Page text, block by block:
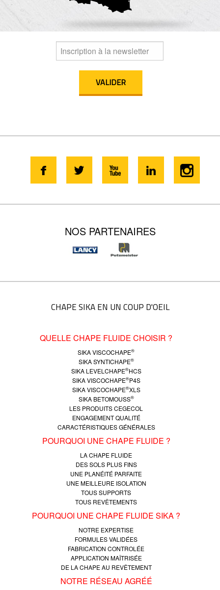
NOS PARTENAIRES
CHAPE SIKA EN UN COUP D'OEIL
QUELLE CHAPE FLUIDE CHOISIR ?
SIKA VISCOCHAPE®
SIKA SYNTICHAPE®
SIKA LEVELCHAPE®HCS
SIKA VISCOCHAPE®P4S
SIKA VISCOCHAPE®XLS
SIKA BETOMOUSS®
LES PRODUITS CEGECOL
ENGAGEMENT QUALITÉ
CARACTÉRISTIQUES GÉNÉRALES
POURQUOI UNE CHAPE FLUIDE ?
LA CHAPE FLUIDE
DES SOLS PLUS FINS
UNE PLANÉITÉ PARFAITE
UNE MEILLEURE ISOLATION
TOUS SUPPORTS
TOUS REVÊTEMENTS
POURQUOI UNE CHAPE FLUIDE SIKA ?
NOTRE EXPERTISE
FORMULES VALIDÉES
FABRICATION CONTROLÉE
APPLICATION MAÎTRISÉE
DE LA CHAPE AU REVÊTEMENT
NOTRE RÉSEAU AGRÉÉ